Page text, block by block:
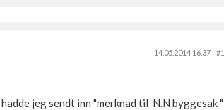
14.05.2014 16.37
#1
jeg sendt inn "merknad til N.N byggesak "